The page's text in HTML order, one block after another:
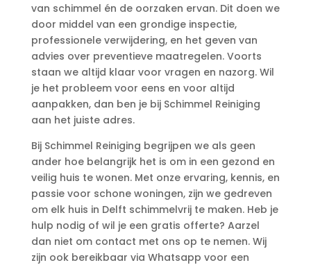
van schimmel én de oorzaken ervan.​ Dit doen we
door middel van een grondige inspectie,
professionele verwijdering, en het geven van
advies over preventieve maatregelen.​ Voorts
staan we altijd klaar voor vragen en nazorg.​ Wil
je het probleem voor eens en voor altijd
aanpakken, dan ben je bij Schimmel Reiniging
aan het juiste adres.​
Bij Schimmel Reiniging begrijpen we als geen
ander hoe belangrijk het is om in een gezond en
veilig huis te wonen.​ Met onze ervaring, kennis, en
passie voor schone woningen, zijn we gedreven
om elk huis in Delft schimmelvrij te maken.​ Heb je
hulp nodig of wil je een gratis offerte? Aarzel
dan niet om contact met ons op te nemen.​ Wij
zijn ook bereikbaar via Whatsapp voor een